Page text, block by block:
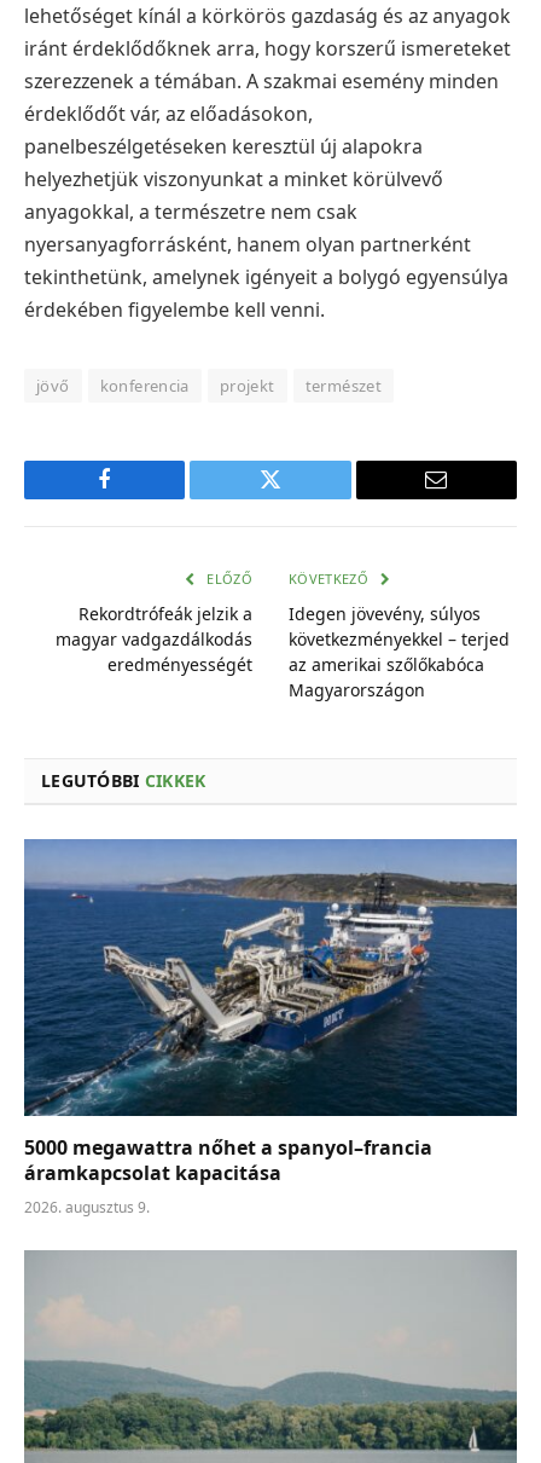
lehetőséget kínál a körkörös gazdaság és az anyagok
iránt érdeklődőknek arra, hogy korszerű ismereteket
szerezzenek a témában. A szakmai esemény minden
érdeklődőt vár, az előadásokon,
panelbeszélgetéseken keresztül új alapokra
helyezhetjük viszonyunkat a minket körülvevő
anyagokkal, a természetre nem csak
nyersanyagforrásként, hanem olyan partnerként
tekinthetünk, amelynek igényeit a bolygó egyensúlya
érdekében figyelembe kell venni.
jövő konferencia projekt természet
Facebook Twitter
E-
ELŐZŐ
Rekordtrófeák jelzik a
magyar vadgazdálkodás
eredményességét
KÖVETKEZŐ
Idegen jövevény, súlyos
következményekkel – terjed
az amerikai szőlőkabóca
Magyarországon
LEGUTÓBBI CIKKEK
5000 megawattra nőhet a spanyol–francia
áramkapcsolat kapacitása
2026. augusztus 9.